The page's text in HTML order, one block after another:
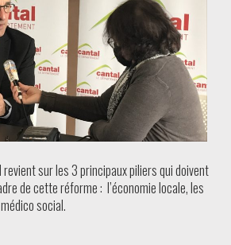
sur les 3 principaux piliers qui doivent
de cette réforme : l’économie locale, les
social.